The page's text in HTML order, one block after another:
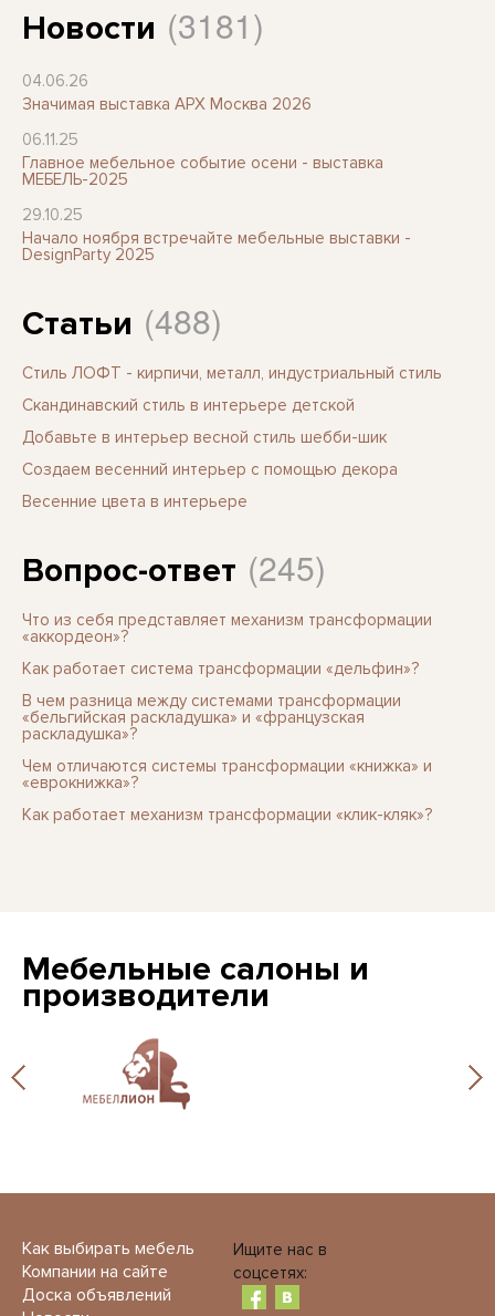
Новости (3181)
04.06.26
Значимая выставка АРХ Москва 2026
06.11.25
Главное мебельное событие осени - выставка
МЕБЕЛЬ-2025
29.10.25
Начало ноября встречайте мебельные выставки -
DesignParty 2025
Статьи (488)
Стиль ЛОФТ - кирпичи, металл, индустриальный стиль
Скандинавский стиль в интерьере детской
Добавьте в интерьер весной стиль шебби-шик
Создаем весенний интерьер с помощью декора
Весенние цвета в интерьере
Вопрос-ответ (245)
Что из себя представляет механизм трансформации
«аккордеон»?
Как работает система трансформации «дельфин»?
В чем разница между системами трансформации
«бельгийская раскладушка» и «французская
раскладушка»?
Чем отличаются системы трансформации «книжка» и
«еврокнижка»?
Как работает механизм трансформации «клик-кляк»?
Мебельные салоны и
производители
Как выбирать мебель
Компании на сайте
Доска объявлений
Ищите нас в
соцсетях: